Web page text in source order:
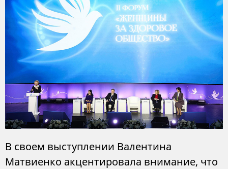
В своем выступлении Валентина
Матвиенко акцентировала внимание, что